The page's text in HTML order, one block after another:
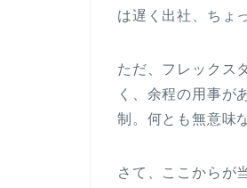
は遅く出社、ちょ
ただ、フレックス
く、余程の用事が
制。何とも無意味
さて、ここからが